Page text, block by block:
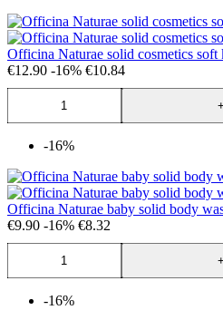
Officina Naturae solid cosmetics
€12.90 -16% €10.84
-16%
Officina Naturae baby solid body
€9.90 -16% €8.32
-16%